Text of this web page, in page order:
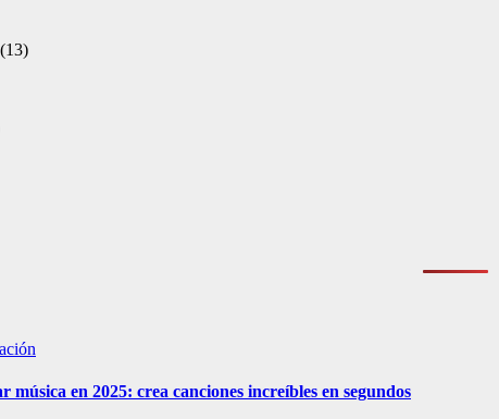
(13)
música en 2025: crea canciones increíbles en segundos